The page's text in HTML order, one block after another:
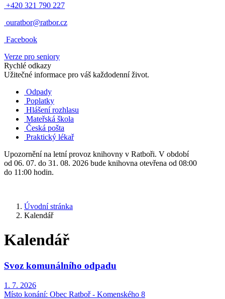
+420 321 790 227
ouratbor@ratbor.cz
Facebook
Verze pro seniory
Rychlé odkazy
Užitečné informace pro váš každodenní život.
Odpady
Poplatky
Hlášení rozhlasu
Mateřská škola
Česká pošta
Praktický lékař
Upozornění na letní provoz knihovny v Ratboři. V období
od 06. 07. do 31. 08. 2026 bude knihovna otevřena od 08:00
do 11:00 hodin.
Úvodní stránka
Kalendář
Kalendář
Svoz komunálního odpadu
1. 7. 2026
Místo konání: Obec Ratboř - Komenského 8